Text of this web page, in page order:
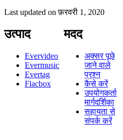
Last updated onफ़रवरी 1, 2020
उत्पाद
Evervideo
Evermusic
Evertag
Flacbox
मदद
अक्सर पूछे
जाने वाले
प्रश्न
कैसे करें
उपयोगकर्ता
मार्गदर्शिका
सहायता से
संपर्क करें